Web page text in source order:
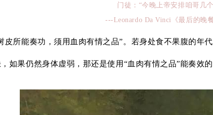
门徒：“今晚上帝安排咱哥几
---Leonardo Da Vinci《最后的晚
所能奏功，须用血肉有情之品”。若身处食不果腹的年
如果仍然身体虚弱，那还是使用“血肉有情之品”能奏效